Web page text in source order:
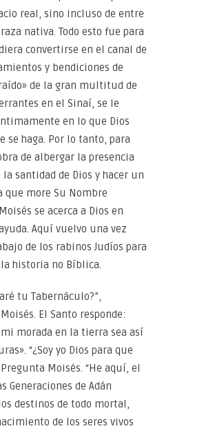
real, sino incluso de entre
nativa. Todo esto fue para
convertirse en el canal de
y bendiciones de
de la gran multitud de
en el Sinaí, se le
en lo que Dios
se haga. Por lo tanto, para
de albergar la presencia
santidad de Dios y hacer un
que more Su Nombre
se acerca a Dios en
Aquí vuelvo una vez
de los rabinos Judíos para
historia no Bíblica.
tu Tabernáculo?”,
El Santo responde:
morada en la tierra sea así
“¿Soy yo Dios para que
Moisés. “He aquí, el
Generaciones de Adán
destinos de todo mortal,
de los seres vivos